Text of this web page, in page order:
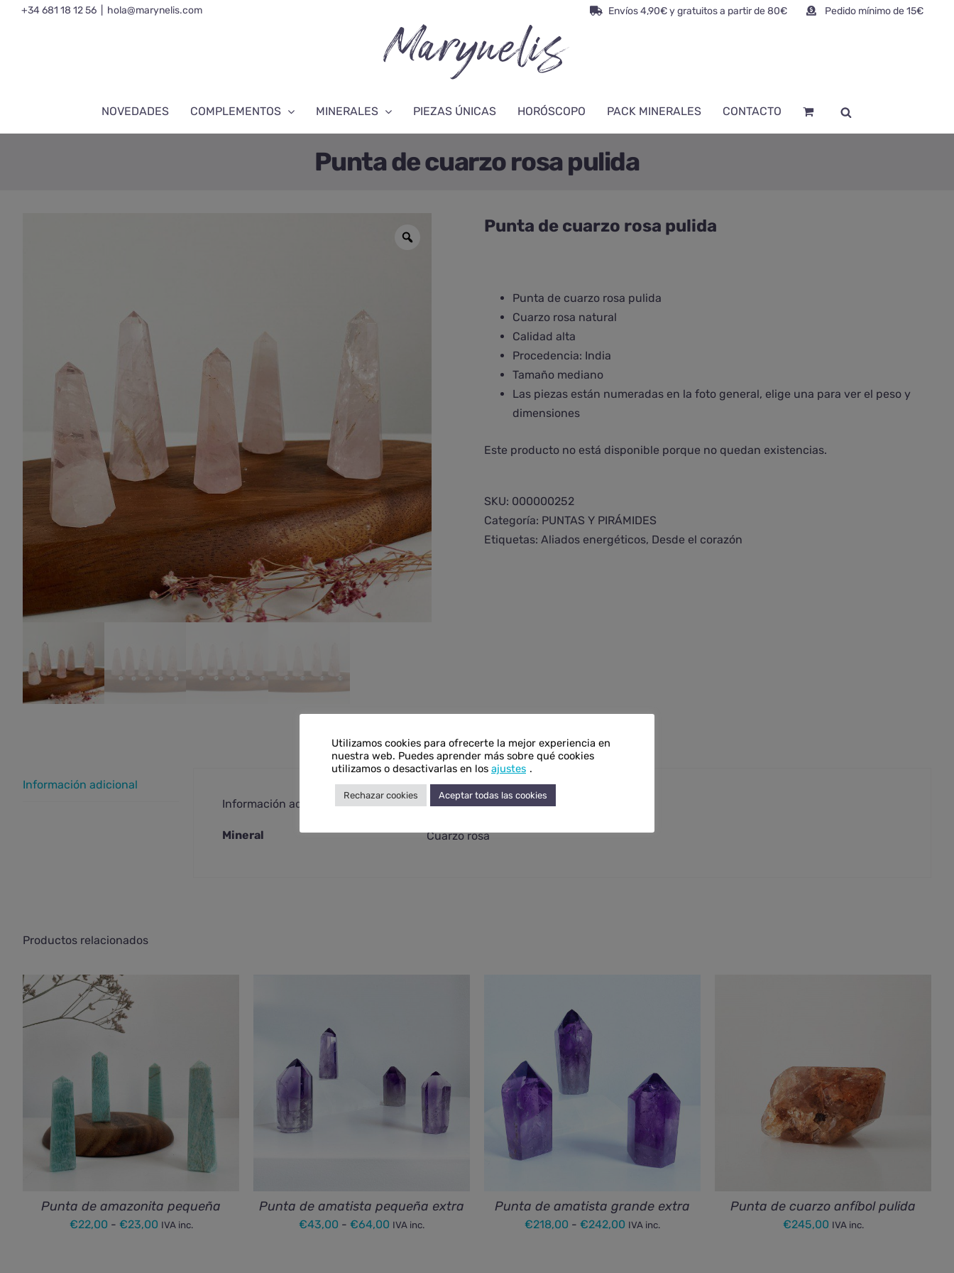
Saltar+34 681 18 12 56 hola@marynelis.com Envíos 4,90€ y gratuitos a partir de 80€ Pedido mínimo de 15€
NOVEDADES COMPLEMENTOS MINERALES PIEZAS ÚNICAS HORÓSCOPO PACK MINERALES CONTACTO
Punta de cuarzo rosa pulida
Punta de cuarzo rosa pulida
Punta de cuarzo rosa pulida
Cuarzo rosa natural
Calidad alta
Procedencia: India
Tamaño mediano
Las piezas están numeradas en la foto general, elige una para ver el peso y
dimensiones
Este producto no está disponible porque no quedan existencias.
SKU: 000000252
Categoría: PUNTAS Y PIRÁMIDES
Etiquetas: Aliados energéticos, Desde el corazón
Información adicional
Información adicional
Mineral Cuarzo rosa
Productos relacionados
Punta de amazonita pequeña
€22,00 - €23,00Rango
IVA inc.
Punta de amatista pequeña extra
€43,00 - €64,00 Rango
IVA inc.
Punta de amatista grande extra
€218,00 - €242,00 Rango
IVA inc.
Punta de cuarzo anfíbol pulida
€245,00 IVA inc.
Utilizamos cookies para ofrecerte la mejor experiencia en
nuestra web. Puedes aprender más sobre qué cookies
utilizamos o desactivarlas en los ajustes .
Rechazar cookies Aceptar todas las cookies